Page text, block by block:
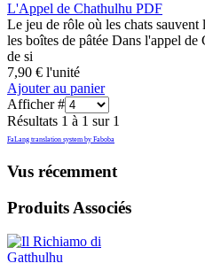
L'Appel de Chathulhu PDF
Le jeu de rôle où les chats
les boîtes de pâtée Dans l'appel
de si
7,90 € l'unité
Ajouter au panier
Afficher #
Résultats 1 à 1 sur 1
FaLang translation system by Faboba
Vus récemment
Produits Associés